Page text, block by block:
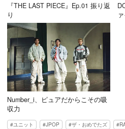
『THE LAST PIECE』Ep.01 振り返
り
Number_i、ピュアだからこその吸
収力
ユニット JPOP ザ・おめでたズ